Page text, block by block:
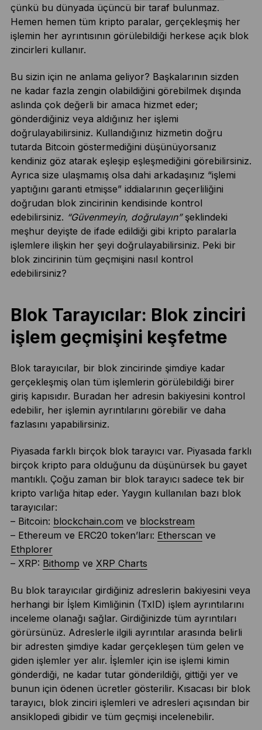
çünkü bu dünyada üçüncü bir taraf bulunmaz.
Hemen hemen tüm kripto paralar, gerçekleşmiş her
işlemin her ayrıntısının görülebildiği herkese açık blok
zincirleri kullanır.
Bu sizin için ne anlama geliyor? Başkalarının sizden
ne kadar fazla zengin olabildiğini görebilmek dışında
aslında çok değerli bir amaca hizmet eder;
gönderdiğiniz veya aldığınız her işlemi
doğrulayabilirsiniz. Kullandığınız hizmetin doğru
tutarda Bitcoin göstermediğini düşünüyorsanız
kendiniz göz atarak eşleşip eşleşmediğini görebilirsiniz.
Ayrıca size ulaşmamış olsa dahi arkadaşınız “işlemi
yaptığını garanti etmişse” iddialarının geçerliliğini
doğrudan blok zincirinin kendisinde kontrol
edebilirsiniz. “Güvenmeyin, doğrulayın”şeklindeki
meşhur deyişte de ifade edildiği gibi kripto paralarla
işlemlere ilişkin her şeyi doğrulayabilirsiniz. Peki bir
blok zincirinin tüm geçmişini nasıl kontrol
edebilirsiniz?
Blok Tarayıcılar: Blok zinciri
işlem geçmişini keşfetme
Blok tarayıcılar, bir blok zincirinde şimdiye kadar
gerçekleşmiş olan tüm işlemlerin görülebildiği birer
giriş kapısıdır. Buradan her adresin bakiyesini kontrol
edebilir, her işlemin ayrıntılarını görebilir ve daha
fazlasını yapabilirsiniz.
Piyasada farklı birçok blok tarayıcı var. Piyasada farklı
birçok kripto para olduğunu da düşünürsek bu gayet
mantıklı. Çoğu zaman bir blok tarayıcı sadece tek bir
kripto varlığa hitap eder. Yaygın kullanılan bazı blok
tarayıcılar:
– Bitcoin: blockchain.com ve blockstream
– Ethereum ve ERC20 token’ları: Etherscan ve
Ethplorer
– XRP: Bithomp ve XRP Charts
Bu blok tarayıcılar girdiğiniz adreslerin bakiyesini veya
herhangi bir İşlem Kimliğinin (TxID) işlem ayrıntılarını
inceleme olanağı sağlar. Girdiğinizde tüm ayrıntıları
görürsünüz. Adreslerle ilgili ayrıntılar arasında belirli
bir adresten şimdiye kadar gerçekleşen tüm gelen ve
giden işlemler yer alır. İşlemler için ise işlemi kimin
gönderdiği, ne kadar tutar gönderildiği, gittiği yer ve
bunun için ödenen ücretler gösterilir. Kısacası bir blok
tarayıcı, blok zinciri işlemleri ve adresleri açısından bir
ansiklopedi gibidir ve tüm geçmişi incelenebilir.